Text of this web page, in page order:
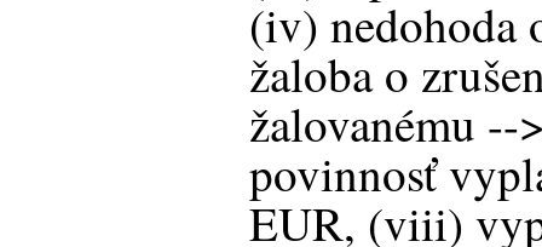
(iv) nedohoda
žaloba o
žalovanému
povinnosť
EUR, (viii)